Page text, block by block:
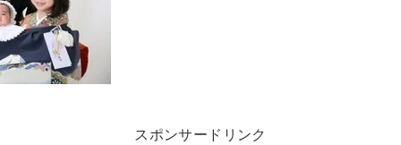
スポンサードリンク